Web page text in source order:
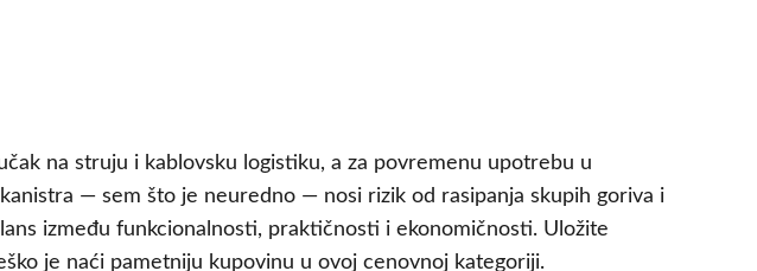
na struju i kablovsku logistiku, a za povremenu upotrebu u
— sem što je neuredno — nosi rizik od rasipanja skupih goriva i
između funkcionalnosti, praktičnosti i ekonomičnosti. Uložite
je naći pametniju kupovinu u ovoj cenovnoj kategoriji.